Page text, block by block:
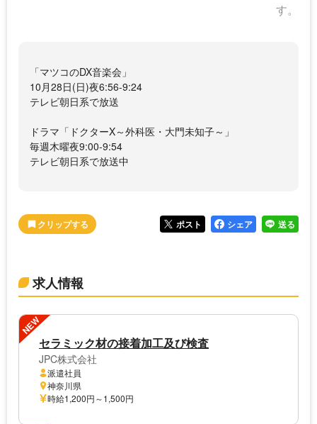
す。
「マツコのDX音楽会」
10月28日(日)夜6:56-9:24
テレビ朝日系で放送
ドラマ「ドクターX～外科医・大門未知子～」
毎週木曜夜9:00-9:54
テレビ朝日系で放送中
ポスト シェア 送る
求人情報
NEW
セラミック材の接着加工及び検査
JPC株式会社
派遣社員
神奈川県
時給1,200円～1,500円